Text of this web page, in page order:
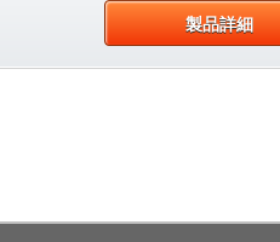
製品詳細